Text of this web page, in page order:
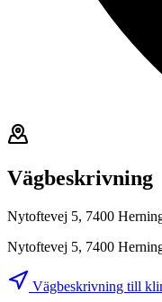
Vägbeskrivning
Nytoftevej 5, 7400
Nytoftevej 5, 7400
Vägbeskrivning till